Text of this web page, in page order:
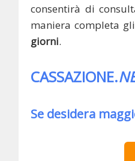
consentirà di
maniera completa
giorni.
CASSAZIONE.
Se desidera